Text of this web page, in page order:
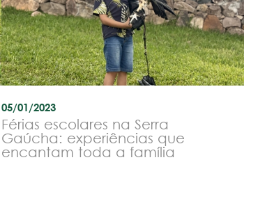
05/01/2023
Férias escolares na Serra
Gaúcha: experiências que
encantam toda a família